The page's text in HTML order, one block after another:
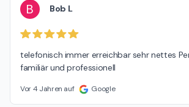
B Bob L
telefonisch immer erreichbar sehr nettes
familiär und professionell
Vor 4 Jahren auf Google